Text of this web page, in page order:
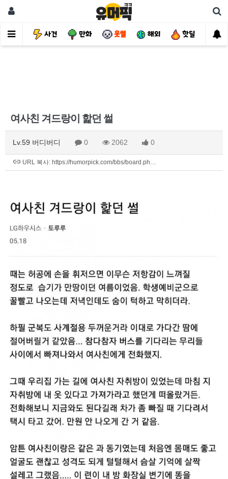
유머 사건 만화 웃썰 해외 핫딜 자
여사친 겨드랑이 핥던 썰
Lv.59 버디버디 0 2062 0
URL 복사: https://humorpick.com/bbs/board.ph…